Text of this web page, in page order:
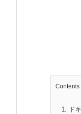
Contents
1. ド